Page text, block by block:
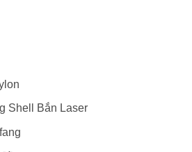
Shell Bắn Laser